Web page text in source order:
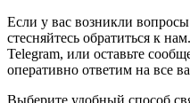
Если у вас возникли
стесняйтесь обратиться к
Telegram, или оставьте
оперативно ответим на все
Выберите удобный способ